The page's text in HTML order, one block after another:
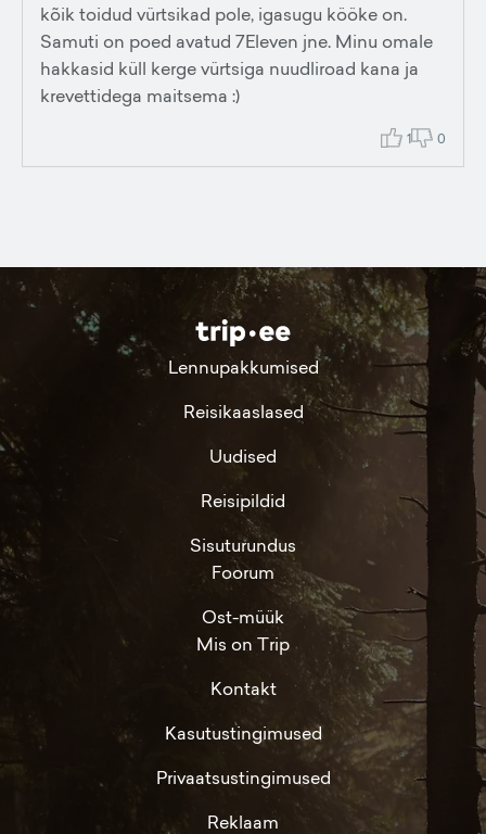
kõik toidud vürtsikad pole, igasugu kööke on.
Samuti on poed avatud 7Eleven jne. Minu omale
hakkasid küll kerge vürtsiga nuudliroad kana ja
krevettidega maitsema :)
1 0
Lennupakkumised
Reisikaaslased
Uudised
Reisipildid
Sisuturundus
Foorum
Ost-müük
Mis on Trip
Kontakt
Kasutustingimused
Privaatsustingimused
Reklaam